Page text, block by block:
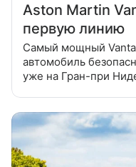
Aston Martin
первую линию
Самый мощный
автомобиль безопасности и задаст
уже на Гран-при